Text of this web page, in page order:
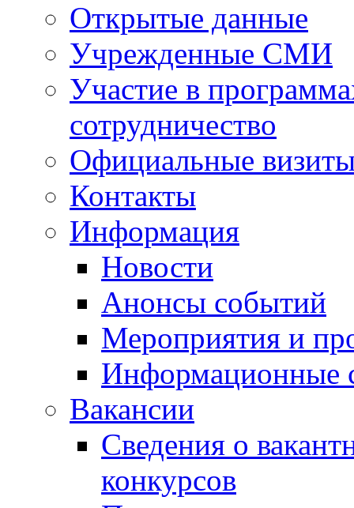
Открытые данные
Учрежденные СМИ
Участие в
сотрудничество
Официальные
Контакты
Информация
Новости
Анонсы событий
Мероприятия и
Информационные
Вакансии
Сведения о
конкурсов